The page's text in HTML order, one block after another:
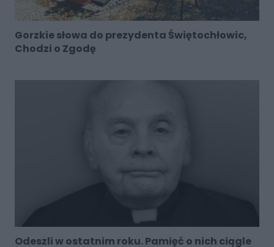
Gorzkie słowa do prezydenta Świętochłowic,
Chodzi o Zgodę
Odeszli w ostatnim roku. Pamięć o nich ciągle